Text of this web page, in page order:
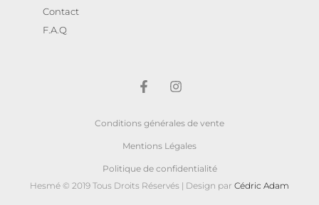
Contact
F.A.Q
Conditions générales de vente
Mentions Légales
Politique de confidentialité
Hesmé © 2019 Tous Droits Réservés | Design par Cédric Adam